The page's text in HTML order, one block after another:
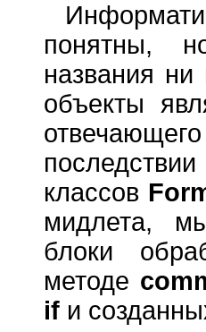
понятны,
названия
объекты
классов
мидлета,
блоки
методе
if и